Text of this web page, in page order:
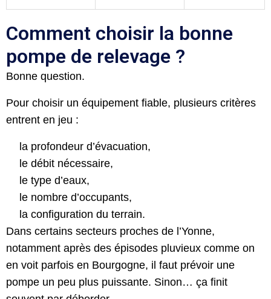
Comment choisir la bonne
pompe de relevage ?
Bonne question.
Pour choisir un équipement fiable, plusieurs critères
entrent en jeu :
la profondeur d’évacuation,
le débit nécessaire,
le type d’eaux,
le nombre d’occupants,
la configuration du terrain.
Dans certains secteurs proches de l’Yonne,
notamment après des épisodes pluvieux comme on
en voit parfois en Bourgogne, il faut prévoir une
pompe un peu plus puissante. Sinon… ça finit